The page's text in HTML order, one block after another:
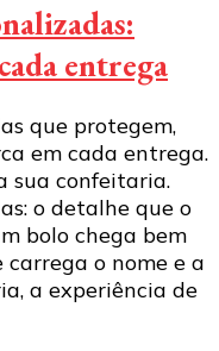
entrega
que protegem,
em cada entrega.
sua confeitaria.
o detalhe que o
bolo chega bem
o nome e a
a experiência de